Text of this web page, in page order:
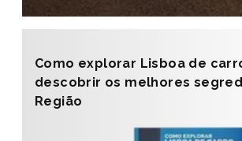
Como explorar Lisboa de
descobrir os melhores
Região